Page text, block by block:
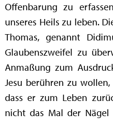
Offenbarung zu
unseres Heils zu leben.
Thomas, genannt
Glaubenszweifel zu
Anmaßung zum
Jesu berühren zu
dass er zum Leben
nicht das Mal der Nägel